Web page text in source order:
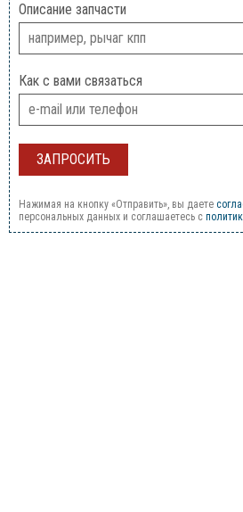
Описание запчасти
Как с вами связаться
Нажимая на кнопку «Отправить», вы даете
персональных данных и соглашаетесь c